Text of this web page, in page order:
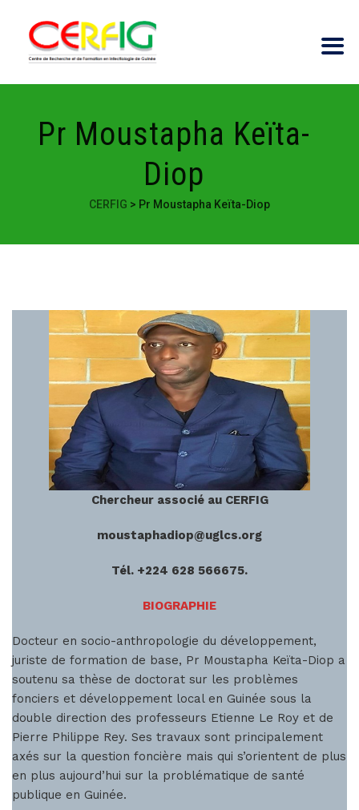
Pr Moustapha Keïta-
Diop
CERFIG > Pr Moustapha Keïta-Diop
Chercheur associé au CERFIG
moustaphadiop@uglcs.org
Tél. +224 628 566675.
BIOGRAPHIE
Docteur en socio-anthropologie du développement,
juriste de formation de base, Pr Moustapha Keïta-Diop a
soutenu sa thèse de doctorat sur les problèmes
fonciers et développement local en Guinée sous la
double direction des professeurs Etienne Le Roy et de
Pierre Philippe Rey. Ses travaux sont principalement
axés sur la question foncière mais qui s’orientent de plus
en plus aujourd’hui sur la problématique de santé
publique en Guinée.